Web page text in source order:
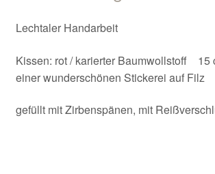
Lechtaler Handarbeit
Kissen: rot / karierter Baumwollstoff 15
einer wunderschönen Stickerei auf Filz
gefüllt mit Zirbenspänen, mit